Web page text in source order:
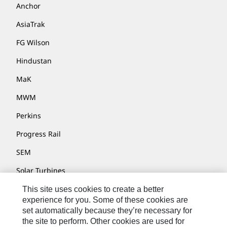
Anchor
AsiaTrak
FG Wilson
Hindustan
MaK
MWM
Perkins
Progress Rail
SEM
Solar Turbines
SPM Oil & Gas
Turner Powertrain Systems
This site uses cookies to create a better
experience for you. Some of these cookies are
set automatically because they’re necessary for
the site to perform. Other cookies are used for